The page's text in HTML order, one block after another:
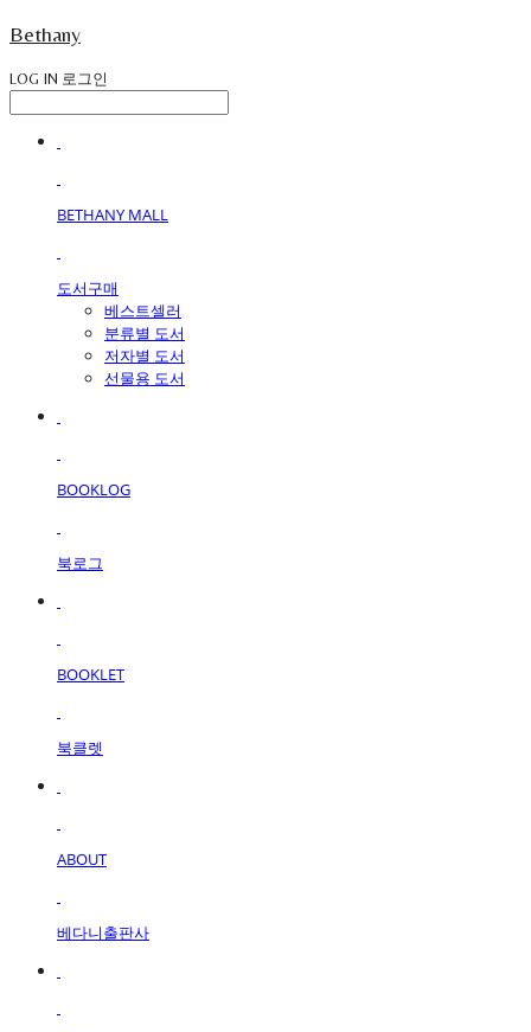
Bethany
LOG IN 로그인
BETHANY MALL
도서구매
베스트셀러
분류별 도서
저자별 도서
선물용 도서
BOOKLOG
북로그
BOOKLET
북클렛
ABOUT
베다니출판사